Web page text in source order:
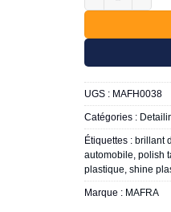
UGS : MAFH0038
Catégories :
Étiquettes : brillant
automobile ,polish
plastique ,shine
Marque : MAFRA